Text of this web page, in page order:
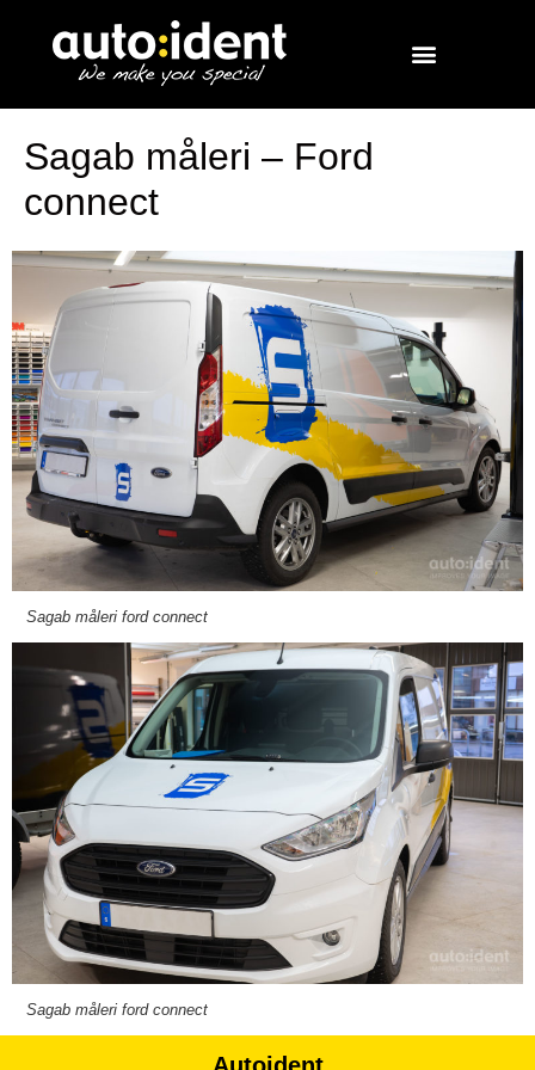
Sagab måleri – Ford
connect
Sagab måleri ford connect
Sagab måleri ford connect